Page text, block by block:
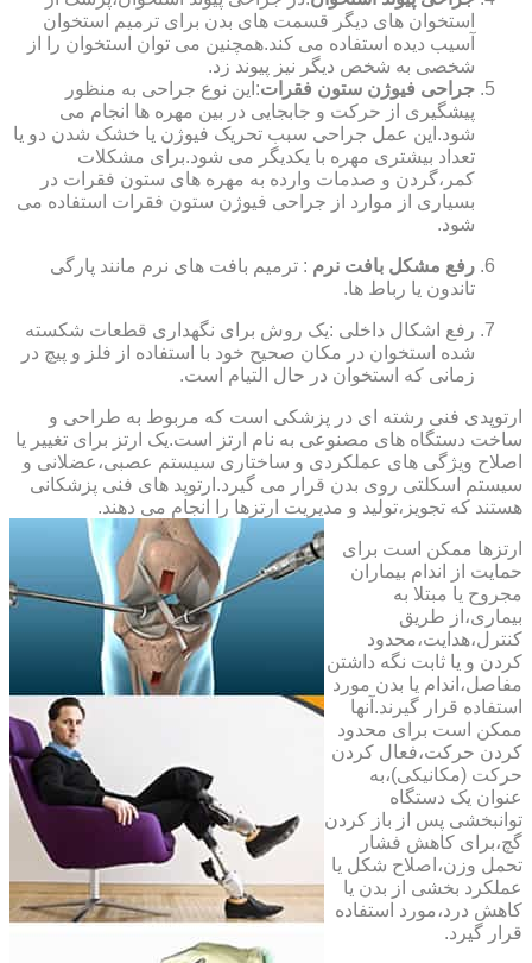
استخوان های دیگر قسمت های بدن برای ترمیم استخوان
آسیب دیده استفاده می کند.همچنین می توان استخوان را از
شخصی به شخص دیگر نیز پیوند زد.
جراحی فیوژن ستون فقرات:این نوع جراحی به منظور
پیشگیری از حرکت و جابجایی در بین مهره ها انجام می
شود.این عمل جراحی سبب تحریک فیوژن یا خشک شدن دو یا
تعداد بیشتری مهره با یکدیگر می شود.برای مشکلات
کمر،گردن و صدمات وارده به مهره های ستون فقرات در
بسیاری از موارد از جراحی فیوژن ستون فقرات استفاده می
شود.
رفع مشکل بافت نرم : ترمیم بافت های نرم مانند پارگی
تاندون یا رباط ها.
رفع اشکال داخلی :یک روش برای نگهداری قطعات شکسته
شده استخوان در مکان صحیح خود با استفاده از فلز و پیچ در
زمانی که استخوان در حال التیام است.
ارتوپدی فنی رشته ای در پزشکی است که مربوط به طراحی و
ساخت دستگاه های مصنوعی به نام ارتز است.یک ارتز برای تغییر یا
اصلاح ویژگی های عملکردی و ساختاری سیستم عصبی،عضلانی و
سیستم اسکلتی روی بدن قرار می گیرد.ارتوپد های فنی پزشکانی
هستند که تجویز،تولید و مدیریت ارتزها را انجام می دهند.
ارتزها ممکن است برای
حمایت از اندام بیماران
مجروح یا مبتلا به
بیماری،از طریق
کنترل،هدایت،محدود
کردن و یا ثابت نگه داشتن
مفاصل،اندام یا بدن مورد
استفاده قرار گیرند.آنها
ممکن است برای محدود
کردن حرکت،فعال کردن
حرکت (مکانیکی)،به
عنوان یک دستگاه
توانبخشی پس از باز کردن
گچ،برای کاهش فشار
تحمل وزن،اصلاح شکل یا
عملکرد بخشی از بدن یا
کاهش درد،مورد استفاده
قرار گیرد.